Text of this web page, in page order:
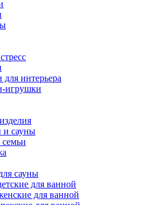
интерьера
игрушки
и сауны
сауны
для ванной
для ванной